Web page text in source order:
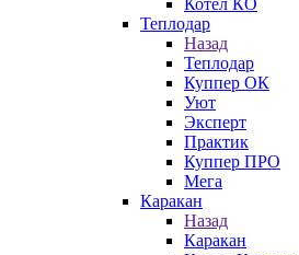
Котел КО
Теплодар
Назад
Теплодар
Куппер ОК
Уют
Эксперт
Практик
Куппер ПРО
Мега
Каракан
Назад
Каракан